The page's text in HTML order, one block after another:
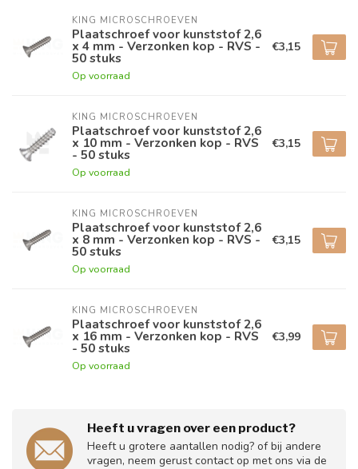
KING MICROSCHROEVEN
Plaatschroef voor kunststof 2,6
x 4 mm - Verzonken kop - RVS -
50 stuks
Op voorraad
€3,15
KING MICROSCHROEVEN
Plaatschroef voor kunststof 2,6
x 10 mm - Verzonken kop - RVS
- 50 stuks
Op voorraad
€3,15
KING MICROSCHROEVEN
Plaatschroef voor kunststof 2,6
x 8 mm - Verzonken kop - RVS -
50 stuks
Op voorraad
€3,15
KING MICROSCHROEVEN
Plaatschroef voor kunststof 2,6
x 16 mm - Verzonken kop - RVS
- 50 stuks
Op voorraad
€3,99
Heeft u vragen over een product?
Heeft u grotere aantallen nodig? of bij andere
vragen, neem gerust contact op met ons via de